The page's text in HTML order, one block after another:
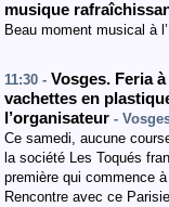
musique
Beau moment musical à
11:30 - Vosges. Feria
vachettes en
l’organisateur -
Ce samedi, aucune
la société Les Toqués
première qui commence
Rencontre avec ce